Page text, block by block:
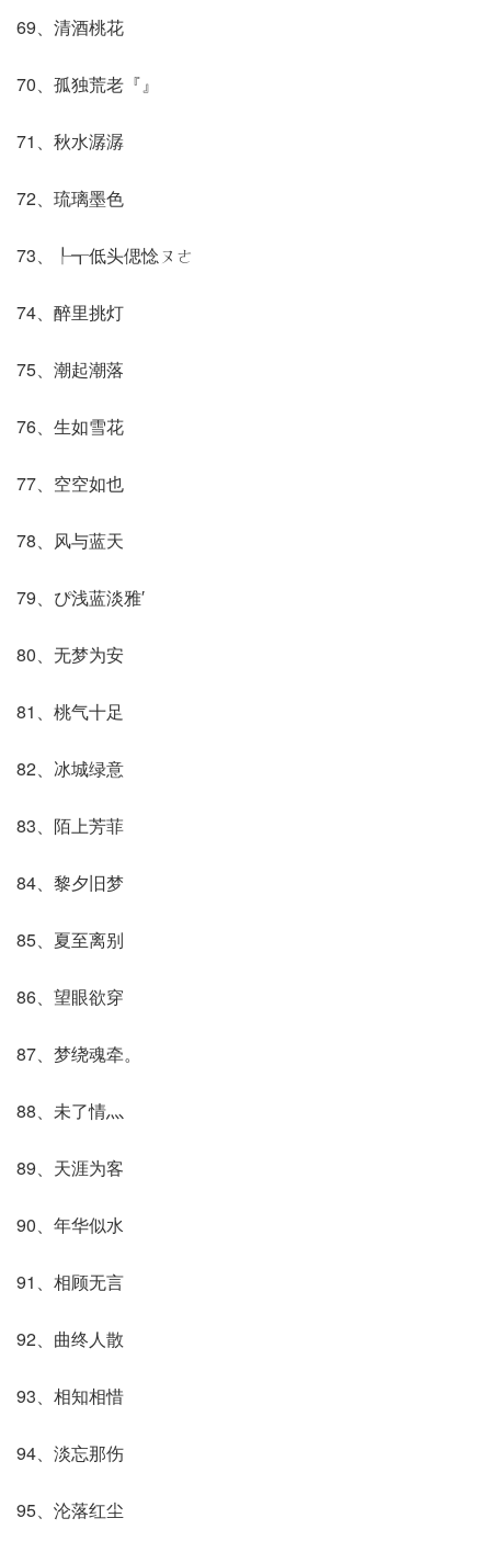
69、清酒桃花
70、孤独荒老『』
71、秋水潺潺
72、琉璃墨色
73、┞┱低头偲惗ㄡㄜ
74、醉里挑灯
75、潮起潮落
76、生如雪花
77、空空如也
78、风与蓝天
79、ぴ浅蓝淡雅′
80、无梦为安
81、桃气十足
82、冰城绿意
83、陌上芳菲
84、黎夕旧梦
85、夏至离别
86、望眼欲穿
87、梦绕魂牵。
88、未了情灬
89、天涯为客
90、年华似水
91、相顾无言
92、曲终人散
93、相知相惜
94、淡忘那伤
95、沦落红尘